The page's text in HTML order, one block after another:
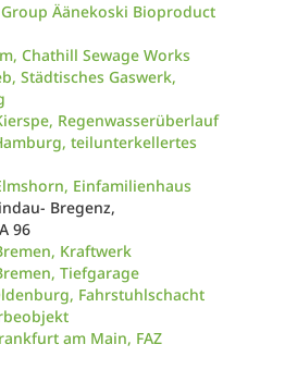
Äänekoski Bioproduct
Chathill Sewage Works
Städtisches Gaswerk,
Regenwasserüberlauf
teilunterkellertes
Einfamilienhaus
Bregenz,
96
Kraftwerk
Tiefgarage
Fahrstuhlschacht
am Main, FAZ